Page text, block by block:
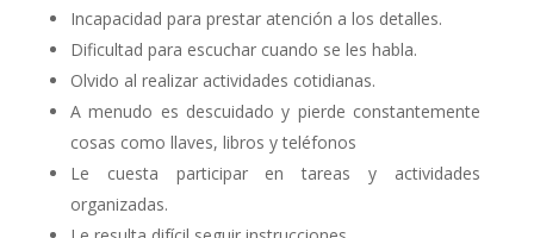
Incapacidad para prestar atención a los detalles.
Dificultad para escuchar cuando se les habla.
Olvido al realizar actividades cotidianas.
A menudo es descuidado y pierde constantemente
cosas como llaves, libros y teléfonos
Le cuesta participar en tareas y actividades
organizadas.